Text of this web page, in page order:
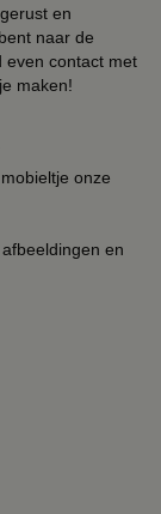
en
naar de
even contact met
maken!
onze
en